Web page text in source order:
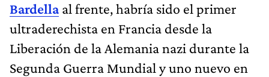
Bardellaal frente, habría sido el primer
ultraderechista en Francia desde la
Liberación de la Alemania nazi durante la
Segunda Guerra Mundial y uno nuevo en